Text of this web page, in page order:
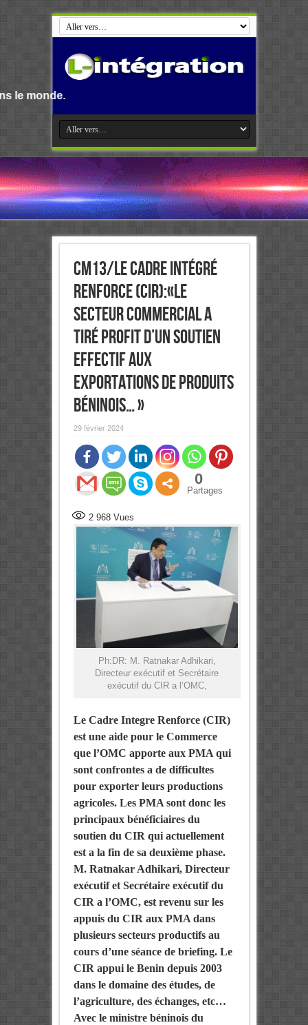
CM13/Le Cadre Intégré
Renforce (CIR):«Le
secteur commercial a
tiré profit d’un soutien
effectif aux
exportations de produits
béninois… »
29 février 2024
0
Partages
2 968Vues
Ph:DR: M. Ratnakar Adhikari,
Directeur exécutif et Secrétaire
exécutif du CIR a l’OMC,
Le Cadre Integre Renforce (CIR)
est une aide pour le Commerce
que l’OMC apporte aux PMA qui
sont confrontes a de difficultes
pour exporter leurs productions
agricoles. Les PMA sont donc les
principaux bénéficiaires du
soutien du CIR qui actuellement
est a la fin de sa deuxième phase.
M. Ratnakar Adhikari, Directeur
exécutif et Secrétaire exécutif du
CIR a l’OMC, est revenu sur les
appuis du CIR aux PMA dans
plusieurs secteurs productifs au
cours d’une séance de briefing. Le
CIR appui le Benin depuis 2003
dans le domaine des études, de
l’agriculture, des échanges, etc…
Avec le ministre béninois du